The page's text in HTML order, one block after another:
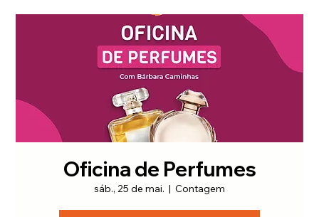
Oficina de Perfumes
sáb., 25 de mai.
  |
Contagem